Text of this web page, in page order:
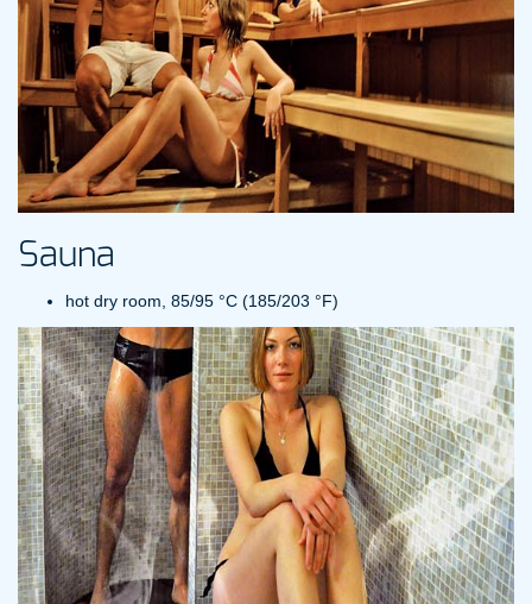
Sauna
hot dry room, 85/95 °C (185/203 °F)